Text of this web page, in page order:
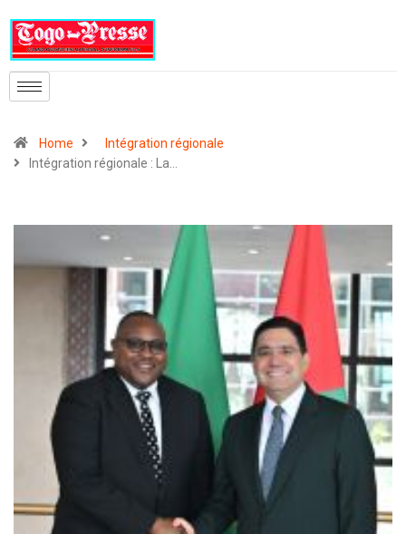
Home
Intégration régionale
Intégration régionale : La…